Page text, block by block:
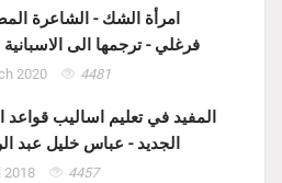
امرأة الشك - الشاعرة
فرغلي - ترجمها الى
2020 4481
المفيد في تعليم اساليب قواعد
الجديد - عباس خليل عبد
2018 4457